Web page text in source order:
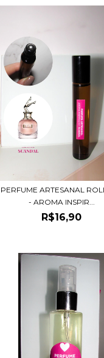
PERFUME ARTESANAL
- AROMA INSPIR...
R$16,90